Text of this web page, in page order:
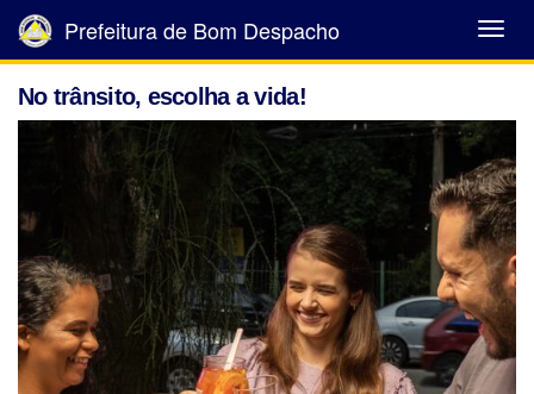
Abrir
Menu
Prefeitura de Bom Despacho
No trânsito, escolha a vida!